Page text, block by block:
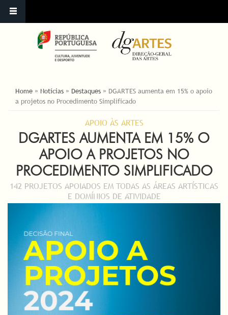
YOU ARE HERE
Home » Notícias » Destaques » DGARTES aumenta em 15% o apoio
a projetos no Procedimento Simplificado
APOIO ÀS ARTES
DGARTES AUMENTA EM 15% O
APOIO A PROJETOS NO
PROCEDIMENTO SIMPLIFICADO
142 PROJETOS APOIADOS EM TODAS AS ÁREAS ARTÍSTICAS
E DOMÍNIOS DE ATIVIDADE